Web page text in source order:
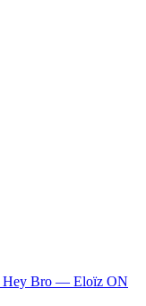
Hey Bro — Eloïz ON